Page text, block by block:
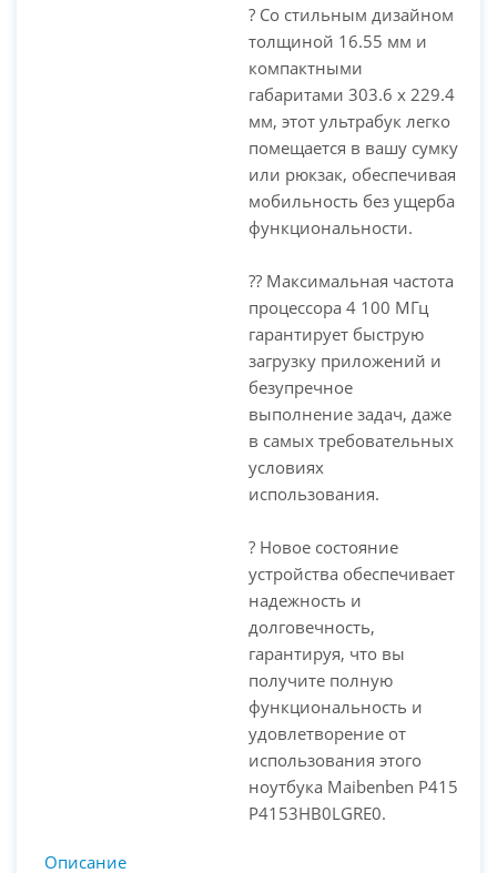
? Со стильным дизайном
толщиной 16.55 мм и
компактными
габаритами 303.6 x 229.4
мм, этот ультрабук легко
помещается в вашу сумку
или рюкзак, обеспечивая
мобильность без ущерба
функциональности.
?? Максимальная частота
процессора 4 100 МГц
гарантирует быструю
загрузку приложений и
безупречное
выполнение задач, даже
в самых требовательных
условиях
использования.
? Новое состояние
устройства обеспечивает
надежность и
долговечность,
гарантируя, что вы
получите полную
функциональность и
удовлетворение от
использования этого
ноутбука Maibenben Р415
P4153HB0LGRE0.
Описание